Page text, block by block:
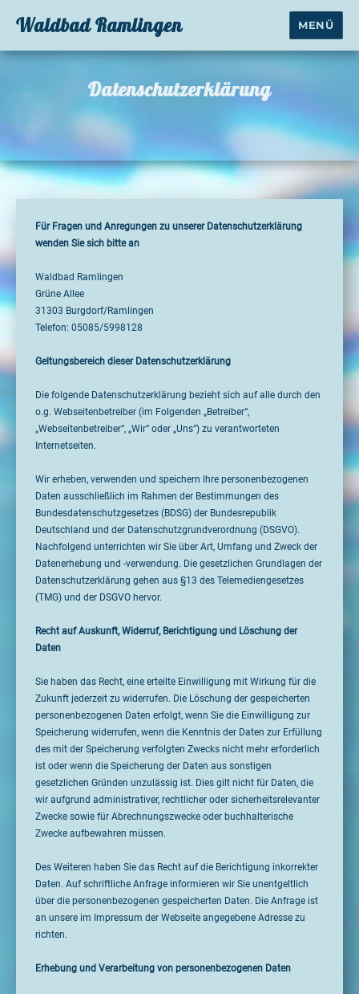
Waldbad Ramlingen MENÜ
Datenschutz­erklärung
Für Fragen und Anregungen zu unserer Datenschutzerklärung
wenden Sie sich bitte an
Waldbad Ramlingen
Grüne Allee
31303 Burgdorf/Ramlingen
Telefon: 05085/5998128
Geltungsbereich dieser Datenschutzerklärung
Die folgende Datenschutzerklärung bezieht sich auf alle durch den
o.g. Webseitenbetreiber (im Folgenden „Betreiber“,
„Webseitenbetreiber“, „Wir“ oder „Uns“) zu verantworteten
Internetseiten.
Wir erheben, verwenden und speichern Ihre personenbezogenen
Daten ausschließlich im Rahmen der Bestimmungen des
Bundesdatenschutzgesetzes (BDSG) der Bundesrepublik
Deutschland und der Datenschutzgrundverordnung (DSGVO).
Nachfolgend unterrichten wir Sie über Art, Umfang und Zweck der
Datenerhebung und -verwendung. Die gesetzlichen Grundlagen der
Datenschutzerklärung gehen aus §13 des Telemediengesetzes
(TMG) und der DSGVO hervor.
Recht auf Auskunft, Widerruf, Berichtigung und Löschung der
Daten
Sie haben das Recht, eine erteilte Einwilligung mit Wirkung für die
Zukunft jederzeit zu widerrufen. Die Löschung der gespeicherten
personenbezogenen Daten erfolgt, wenn Sie die Einwilligung zur
Speicherung widerrufen, wenn die Kenntnis der Daten zur Erfüllung
des mit der Speicherung verfolgten Zwecks nicht mehr erforderlich
ist oder wenn die Speicherung der Daten aus sonstigen
gesetzlichen Gründen unzulässig ist. Dies gilt nicht für Daten, die
wir aufgrund administrativer, rechtlicher oder sicherheitsrelevanter
Zwecke sowie für Abrechnungszwecke oder buchhalterische
Zwecke aufbewahren müssen.
Des Weiteren haben Sie das Recht auf die Berichtigung inkorrekter
Daten. Auf schriftliche Anfrage informieren wir Sie unentgeltlich
über die personenbezogenen gespeicherten Daten. Die Anfrage ist
an unsere im Impressum der Webseite angegebene Adresse zu
richten.
Erhebung und Verarbeitung von personenbezogenen Daten